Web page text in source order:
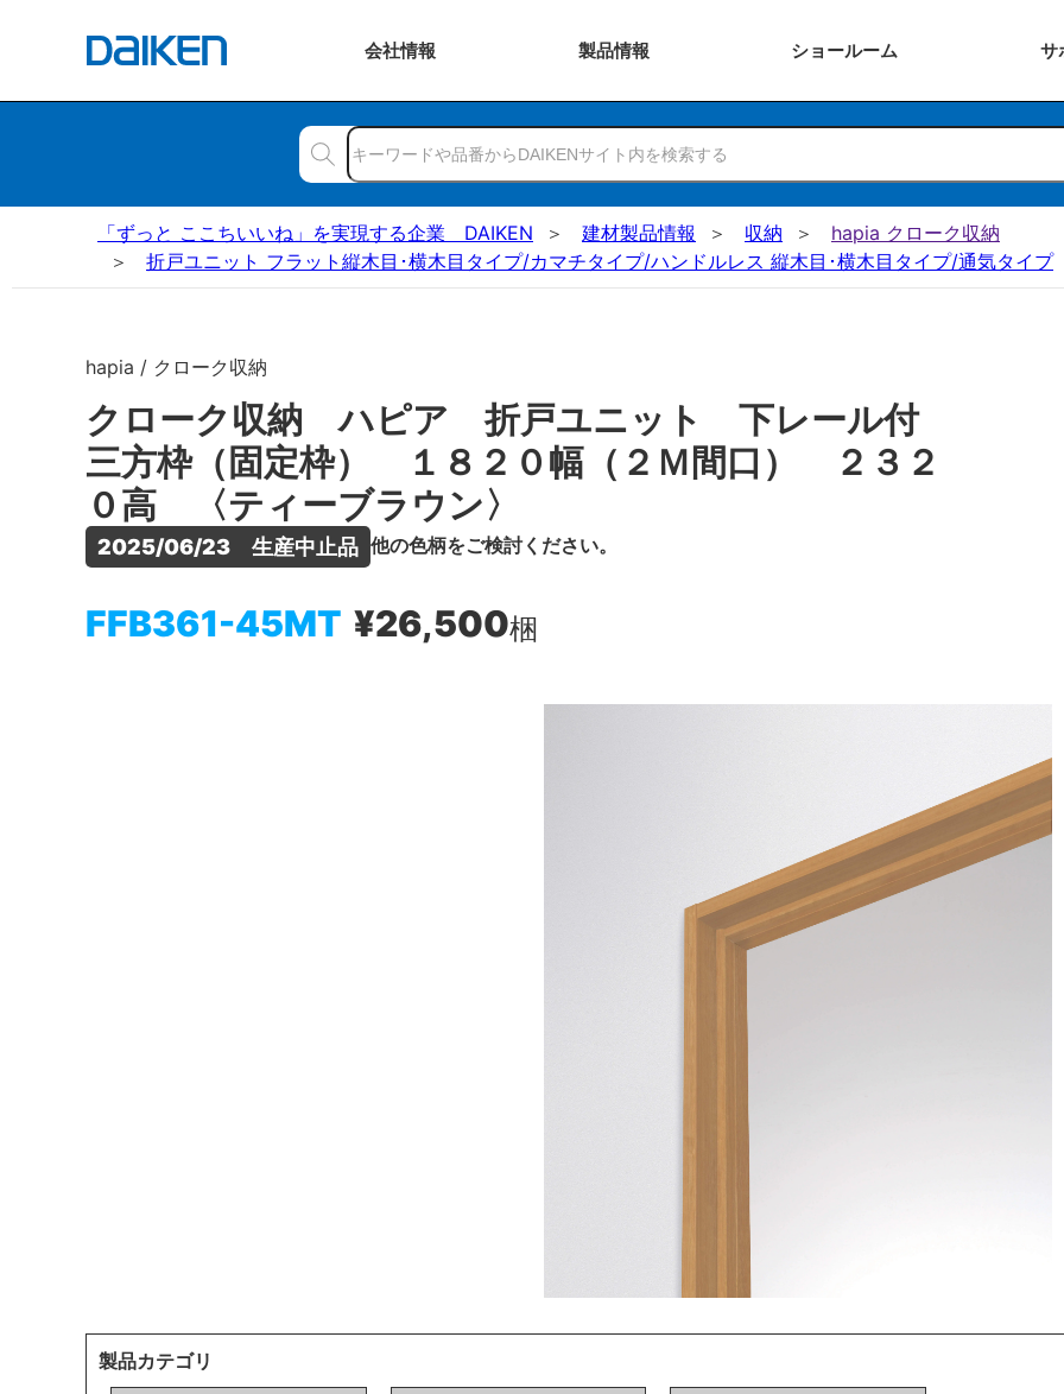
会社情報 製品情報 ショールーム サ
「ずっと ここちいいね」を実現する企業 DAIKEN 建材製品情報 収納
hapia クローク収納
折戸ユニット フラット縦木目･横木目タイプ/カマチタイプ/ハンドルレス 縦木目･横木目タイプ/通気タイプ
hapia / クローク収納
クローク収納 ハピア 折戸ユニット 下レール付
三方枠（固定枠） １８２０幅（２Ｍ間口） ２３２
０高 〈ティーブラウン〉
2025/06/23　生産中止品 他の色柄をご検討ください。
FFB361-45MT ¥26,500梱
製品カテゴリ